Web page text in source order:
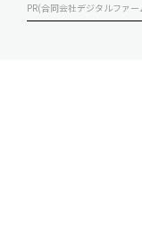
PR(合同会社デジタルファー